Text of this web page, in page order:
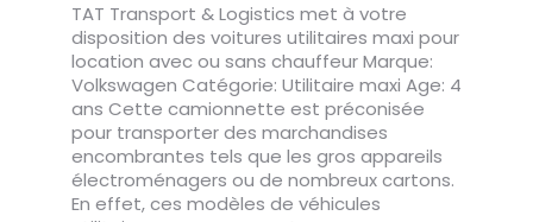
TAT Transport & Logistics met à votre
disposition des voitures utilitaires maxi pour
location avec ou sans chauffeur Marque:
Volkswagen Catégorie: Utilitaire maxi Age: 4
ans Cette camionnette est préconisée
pour transporter des marchandises
encombrantes tels que les gros appareils
électroménagers ou de nombreux cartons.
En effet, ces modèles de véhicules